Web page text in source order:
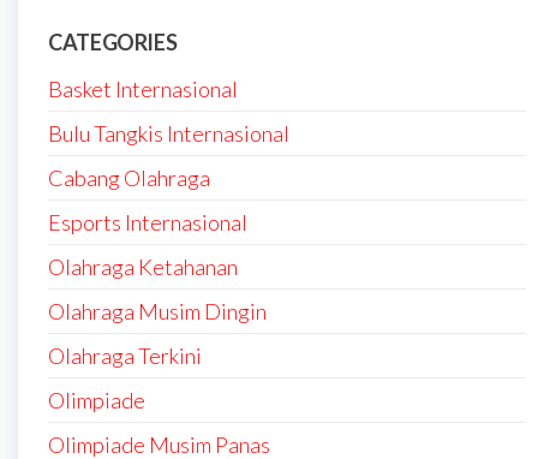
CATEGORIES
Basket Internasional
Bulu Tangkis Internasional
Cabang Olahraga
Esports Internasional
Olahraga Ketahanan
Olahraga Musim Dingin
Olahraga Terkini
Olimpiade
Olimpiade Musim Panas